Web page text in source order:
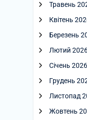
Травень
Квітень
Березень
Лютий
Січень 2026
Грудень
Листопад
Жовтень